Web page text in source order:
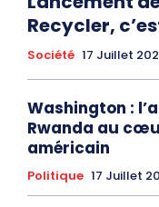
Recycler,
Société 17 Juillet
Washington :
Rwanda au
américain
Politique 17 Juillet